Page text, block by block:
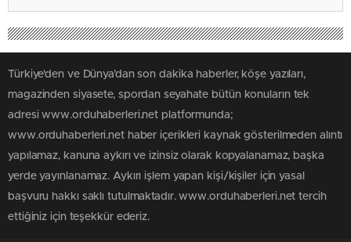
Türkiye'den ve Dünya’dan son dakika haberler, köşe yazıları,
magazinden siyasete, spordan seyahate bütün konuların tek
adresi www.orduhaberleri.net platformunda;
www.orduhaberleri.net haber içerikleri kaynak gösterilmeden alıntı
yapılamaz, kanuna aykırı ve izinsiz olarak kopyalanamaz, başka
yerde yayınlanamaz. Aykırı işlem yapan kişi/kişiler için yasal
başvuru hakkı saklı tutulmaktadır. www.orduhaberleri.net tercih
ettiğiniz için teşekkür ederiz.